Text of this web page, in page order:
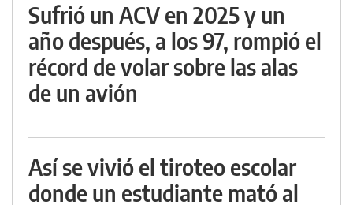
Sufrió un ACV en 2025 y un
año después, a los 97, rompió el
récord de volar sobre las alas
de un avión
Así se vivió el tiroteo escolar
donde un estudiante mató al